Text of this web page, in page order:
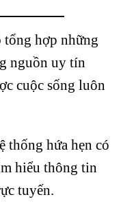
tổng hợp những
nguồn uy tín
cuộc sống luôn
thống hứa hẹn có
hiểu thông tin
tuyến.